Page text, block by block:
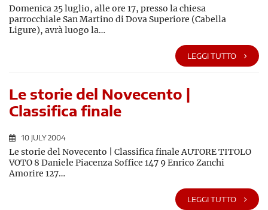
Domenica 25 luglio, alle ore 17, presso la chiesa
parrocchiale San Martino di Dova Superiore (Cabella
Ligure), avrà luogo la…
LEGGI TUTTO
Le storie del Novecento |
Classifica finale
10 JULY 2004
Le storie del Novecento | Classifica finale AUTORE TITOLO
VOTO 8 Daniele Piacenza Soffice 147 9 Enrico Zanchi
Amorire 127…
LEGGI TUTTO